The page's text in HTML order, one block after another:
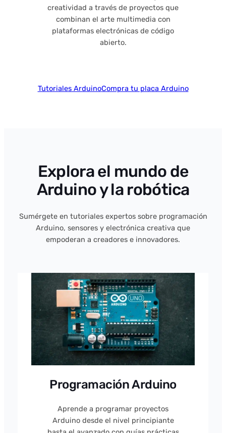
creatividad a través de proyectos que
combinan el arte multimedia con
plataformas electrónicas de código
abierto.
Tutoriales ArduinoCompra tu placa Arduino
Explora el mundo de
Arduino y la robótica
Sumérgete en tutoriales expertos sobre programación
Arduino, sensores y electrónica creativa que
empoderan a creadores e innovadores.
Programación Arduino
Aprende a programar proyectos
Arduino desde el nivel principiante